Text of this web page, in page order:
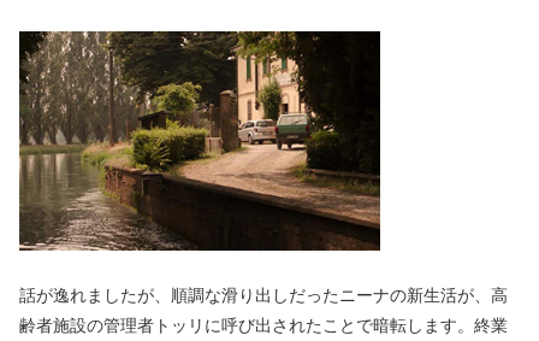
話が逸れましたが、順調な滑り出しだったニーナの新生活が、高
齢者施設の管理者トッリに呼び出されたことで暗転します。終業